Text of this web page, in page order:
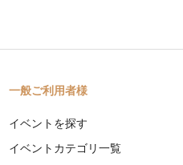
一般ご利用者様
イベントを探す
イベントカテゴリ一覧